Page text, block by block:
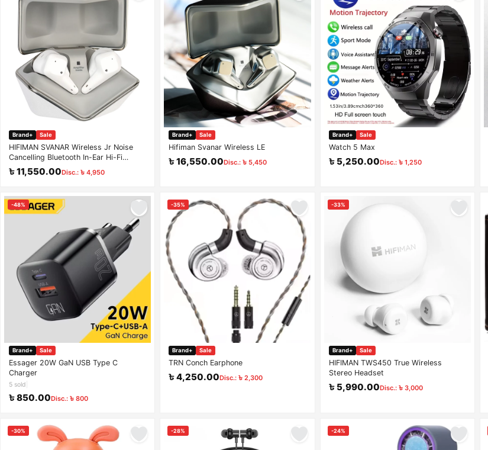
Brand+ Sale
HIFIMAN SVANAR Wireless Jr Noise
Cancelling Bluetooth In-Ear Hi-Fi
Earphones with Built-in Amplifier &
Topology Diaphragm (White)
৳ 11,550.00Disc.: ৳ 4,950
Brand+ Sale
Hifiman Svanar Wireless LE
৳ 16,550.00Disc.: ৳ 5,450
Brand+ Sale
Watch 5 Max
৳ 5,250.00Disc.: ৳ 1,250
-48%
Brand+ Sale
Essager 20W GaN USB Type C
Charger
5 sold
৳ 850.00Disc.: ৳ 800
-35%
Brand+ Sale
TRN Conch Earphone
৳ 4,250.00Disc.: ৳ 2,300
-33%
Brand+ Sale
HIFIMAN TWS450 True Wireless
Stereo Headset
৳ 5,990.00Disc.: ৳ 3,000
-30% -28% -24%